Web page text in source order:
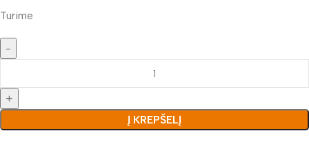
Turime
Į KREPŠELĮ